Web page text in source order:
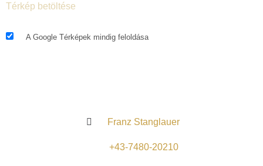
Térkép betöltése
A Google Térképek mindig feloldása
Franz Stanglauer
+43-7480-20210